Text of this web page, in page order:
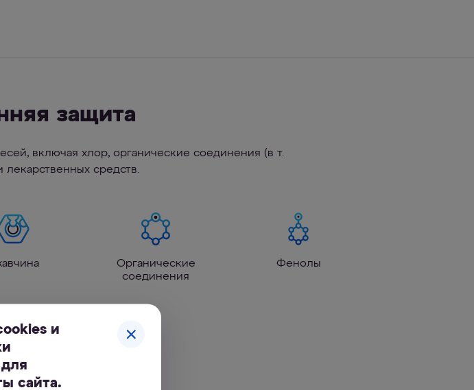
защита
включая хлор, органические соединения (в т.
средств.
Органические
соединения
Фенолы
и
сайта.